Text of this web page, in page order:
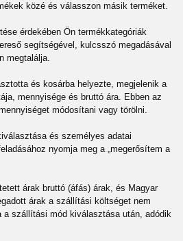
közé és válasszon másik terméket.
érdekében Ön termékkategóriák
segítségével, kulcsszó megadásával
megtalálja.
és kosárba helyezte, megjelenik a
mennyisége és bruttó ára. Ebben az
módosítani vagy törölni.
és személyes adatai
nyomja meg a „megerősítem a
árak bruttó (áfás) árak, és Magyar
árak a szállítási költséget nem
szállítási mód kiválasztása után, adódik